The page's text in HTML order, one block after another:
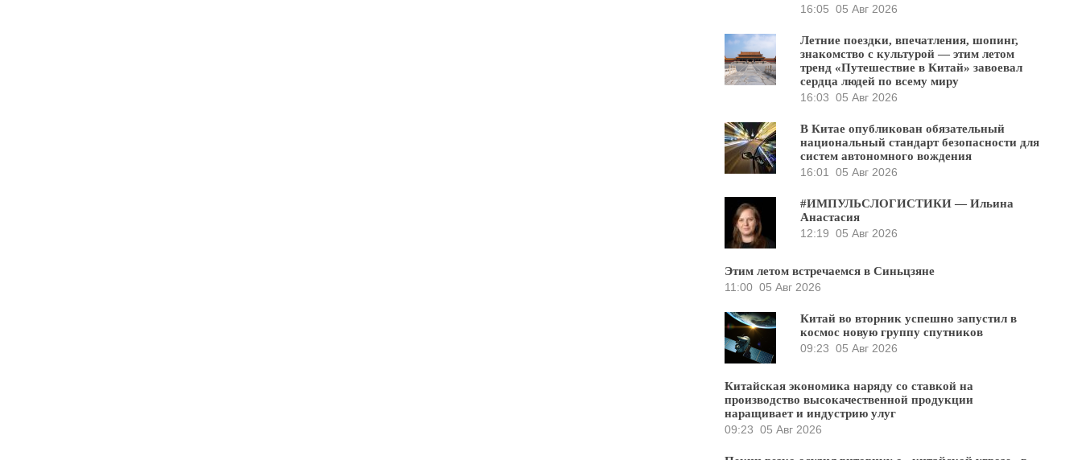
16:05 05 Авг 2026
Летние поездки, впечатления, шопинг,
знакомство с культурой — этим летом
тренд «Путешествие в Китай» завоевал
сердца людей по всему миру
16:03 05 Авг 2026
В Китае опубликован обязательный
национальный стандарт безопасности для
систем автономного вождения
16:01
05 Авг 2026
#ИМПУЛЬСЛОГИСТИКИ — Ильина
Анастасия
12:19 05 Авг 2026
Этим летом встречаемся в Синьцзяне
11:00 05 Авг 2026
Китай во вторник успешно запустил в
космос новую группу спутников
09:23 05 Авг 2026
Китайская экономика наряду со ставкой на
производство высокачественной продукции
наращивает и индустрию улуг
09:23 05 Авг 2026